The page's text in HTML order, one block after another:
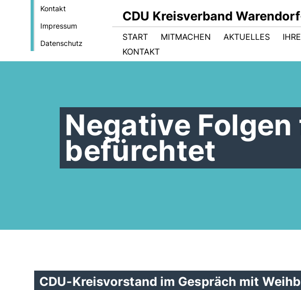
Kontakt
Impressum
Datenschutz
CDU Kreisverband
START MITMACHEN AKTUELLES
KONTAKT
Negative
befürchtet
CDU-Kreisvorstand im Gespräch mit